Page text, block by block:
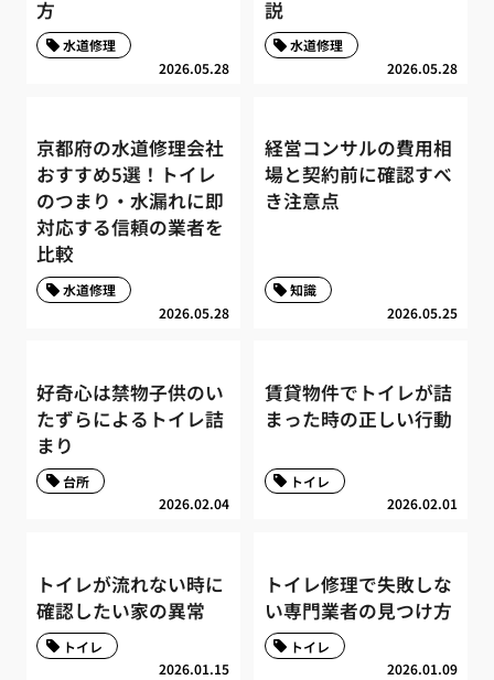
方
2026.05.28
水道修理
説
2026.05.28
水道修理
京都府の水道修理会社
おすすめ5選！トイレ
のつまり・水漏れに即
対応する信頼の業者を
比較
2026.05.28
水道修理
経営コンサルの費用相
場と契約前に確認すべ
き注意点
2026.05.25
知識
好奇心は禁物子供のい
たずらによるトイレ詰
まり
2026.02.04
台所
賃貸物件でトイレが詰
まった時の正しい行動
2026.02.01
トイレ
トイレが流れない時に
確認したい家の異常
2026.01.15
トイレ
トイレ修理で失敗しな
い専門業者の見つけ方
2026.01.09
トイレ